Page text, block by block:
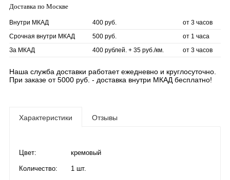
Доставка по Москве
Внутри МКАД 400 руб.
от 3 часов
Срочная внутри МКАД
500 руб.
от 1 часа
За МКАД
400 рублей. + 35 руб./км. от 3 часов
Наша служба доставки работает ежедневно и круглосуточно.
При заказе от 5000 руб. - доставка внутри МКАД бесплатно!
Характеристики Отзывы
Цвет: кремовый
Количество: 1 шт.